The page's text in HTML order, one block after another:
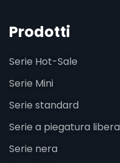
Prodotti
Serie Hot-Sale
Serie Mini
Serie standard
Serie a piegatura libera
Serie nera